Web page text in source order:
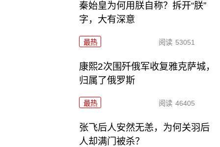
秦始皇为何用朕自称？拆开“朕”
字，大有深意
最热 阅读 53051
康熙2次围歼俄军收复雅克萨城，
归属了俄罗斯
最热 阅读 46405
张飞后人安然无恙，为何关羽后
人却满门被杀？